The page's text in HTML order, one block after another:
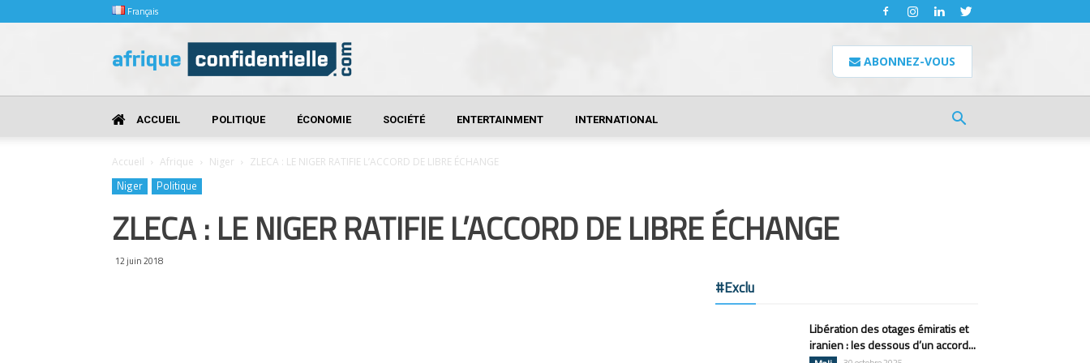
Français
Confidentielle
ABONNEZ-VOUS
ACCUEIL POLITIQUE ÉCONOMIE SOCIÉTÉ ENTERTAINMENT INTERNATIONAL
Accueil Afrique Niger ZLECA : LE NIGER RATIFIE L’ACCORD DE LIBRE ÉCHANGE
Niger Politique
ZLECA : LE NIGER RATIFIE L’ACCORD DE LIBRE ÉCHANGE
12 juin 2018
#Exclu
Libération des otages émiratis et
iranien : les dessous d’un accord...